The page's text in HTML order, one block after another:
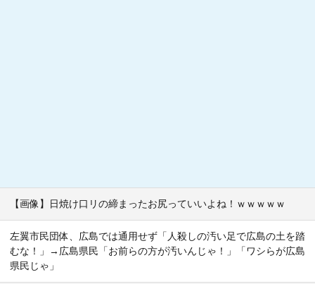
【画像】日焼け口リの締まったお尻っていいよね！ｗｗｗｗｗ
左翼市民団体、広島では通用せず「人殺しの汚い足で広島の土を踏
むな！」→広島県民「お前らの方が汚いんじゃ！」「ワシらが広島
県民じゃ」